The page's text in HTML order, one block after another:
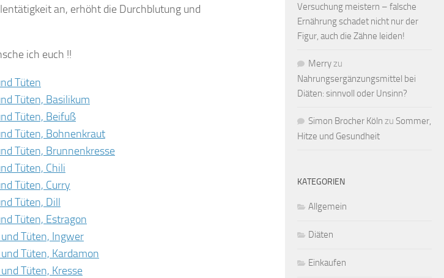
an, erhöht die Durchblutung und
ich euch !!
Tüten
Tüten, Basilikum
Tüten, Beifuß
Tüten, Bohnenkraut
Tüten, Brunnenkresse
Tüten, Chili
Tüten, Curry
Tüten, Dill
Tüten, Estragon
Tüten, Ingwer
Tüten, Kardamon
Tüten, Kresse
Versuchung meistern – falsche
Ernährung schadet nicht nur der
Figur, auch die Zähne leiden!
Merryzu
Nahrungsergänzungsmittel bei
Diäten: sinnvoll oder Unsinn?
Simon Brocher Köln zu Sommer,
Hitze und Gesundheit
KATEGORIEN
Allgemein
Diäten
Einkaufen